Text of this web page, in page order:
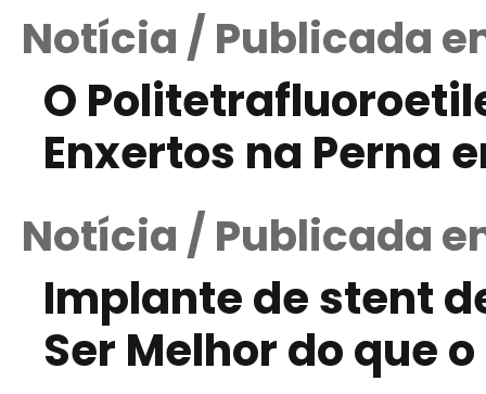
Notícia / Publicada
O
Enxertos na Perna
Notícia / Publicada
Implante de stent
Ser Melhor do que